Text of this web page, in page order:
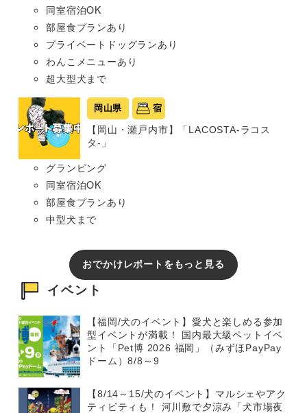
同室宿泊OK
部屋食プランあり
プライベートドッグランあり
わんこメニューあり
超大型犬まで
岡山県 宿
【岡山・瀬戸内市】「LACOSTA-ラコス
タ-」
グランピング
同室宿泊OK
部屋食プランあり
中型犬まで
おでかけレポートをもっと見る
イベント
【福岡/犬のイベント】愛犬と楽しめる参加
型イベントが満載！ 国内最大級ペットイベ
ント「Pet博 2026 福岡」（みずほPayPay
ドーム）8/8～9
【8/14～15/犬のイベント】マルシェやアク
ティビティも！ 河川敷で夕涼み「犬市場夜